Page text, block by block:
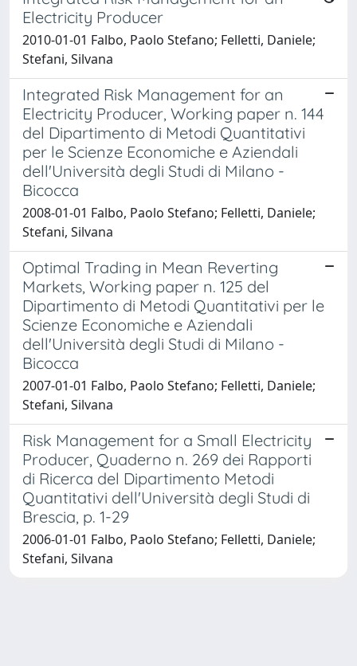
Electricity Producer
2010-01-01 Falbo, Paolo Stefano; Felletti, Daniele;
Stefani, Silvana
Integrated Risk Management for an
Electricity Producer, Working paper n. 144
del Dipartimento di Metodi Quantitativi
per le Scienze Economiche e Aziendali
dell'Università degli Studi di Milano -
Bicocca
2008-01-01 Falbo, Paolo Stefano; Felletti, Daniele;
Stefani, Silvana
Optimal Trading in Mean Reverting
Markets, Working paper n. 125 del
Dipartimento di Metodi Quantitativi per le
Scienze Economiche e Aziendali
dell'Università degli Studi di Milano -
Bicocca
2007-01-01 Falbo, Paolo Stefano; Felletti, Daniele;
Stefani, Silvana
Risk Management for a Small Electricity
Producer, Quaderno n. 269 dei Rapporti
di Ricerca del Dipartimento Metodi
Quantitativi dell'Università degli Studi di
Brescia, p. 1-29
2006-01-01 Falbo, Paolo Stefano; Felletti, Daniele;
Stefani, Silvana